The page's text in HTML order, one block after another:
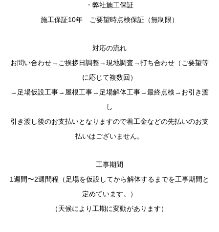
・弊社施工保証
施工保証10年 ご要望時点検保証（無制限）
対応の流れ
お問い合わせ→ご挨拶日調整→現地調査→打ち合わせ（ご要望等
に応じて複数回）
→足場仮設工事→屋根工事→足場解体工事→最終点検→お引き渡
し
引き渡し後のお支払いとなりますので着工金などの先払いのお支
払いはございません。
工事期間
1週間〜2週間程（足場を仮設してから解体するまでを工事期間と
定めています。）
（天候により工期に変動があります）